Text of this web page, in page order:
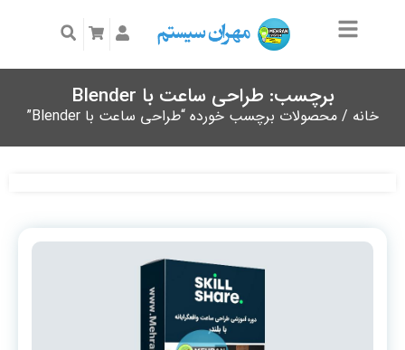
برچسب: طراحی ساعت با Blender
خانه / محصولات برچسب خورده “طراحی ساعت با Blender”